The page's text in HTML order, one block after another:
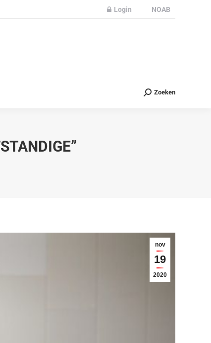
Login NOAB
Zoeken
nov
19
2020
Nieuws Contact Zoeken